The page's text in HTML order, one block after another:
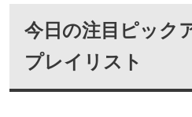
今日の注目ピック
プレイリスト